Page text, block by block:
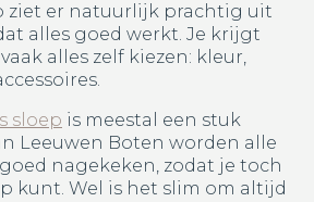
ziet er natuurlijk prachtig uit
alles goed werkt. Je krijgt
alles zelf kiezen: kleur,
sloep is meestal een stuk
Leeuwen Boten worden alle
nagekeken, zodat je toch
kunt. Wel is het slim om altijd